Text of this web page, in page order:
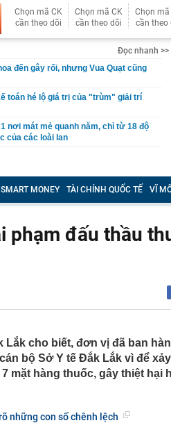
Chọn mã CK
cần theo dõi
Chọn mã CK
cần theo dõi
Chọn mã
cần theo
Đọc nhanh >>
đến gây rối, nhưng Vua Quạt cũng
toán hé lộ giá trị của "trùm" giải trí
nơi mát mẻ quanh năm, chỉ từ 18 độ
của các loài lan
TRẺ EM; cơ quan Công an
báo mẫu, cơ sở trông giữ trẻ
nghiệp, khuyến khích sáp nhập
tỷ của Việt Nam lần đầu tiên
Nam tăng trưởng hơn 34%, công
cổ tức trong tháng 8
Phi
khoản liên tục với tổng 5 tỷ
nhất thế giới có động thái mới
SMART MONEY TÀI CHÍNH QUỐC TẾ VĨ
phạm đấu thầu
Lắk cho biết, đơn vị đã ban
bộ Sở Y tế Đắk Lắk vì để
mặt hàng thuốc, gây thiệt hại
những con số chênh lệch